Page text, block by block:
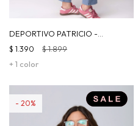
DEPORTIVO PATRICIO -
CELESTE
+ 1 color
$ 1.390 $1.899
20